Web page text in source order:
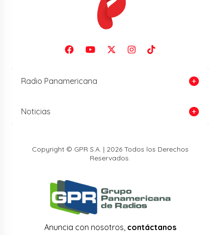
Radio Panamericana
Noticias
Copyright © GPR S.A. | 2026 Todos los Derechos
Reservados.
Anuncia con nosotros, contáctanos